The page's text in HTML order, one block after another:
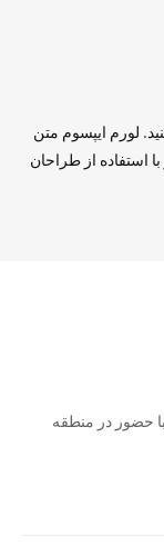
لورم ایپسوم متن
استفاده از طراحان
حضور در منطقه